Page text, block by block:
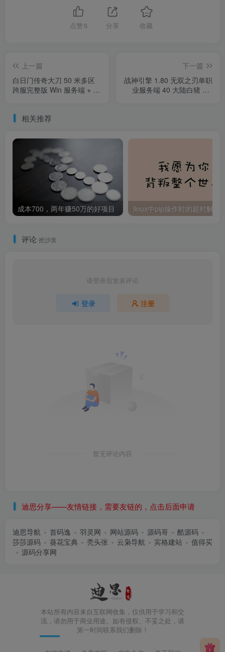
点赞 6 分享 收藏
上一篇
白日门传奇大刀 50 米多区
跨服完整版 Win 服务端 + 管
下一篇
战神引擎 1.80 无双之刃单职
业服务端 40 大陆白猪 3.1
相关推荐
成本700，两年赚50万的好项目
评论 抢沙发
请登录后发表评论
登录 注册
暂无评论内容
迪思分享——友情链接，需要友链的，点击后面申请
迪思导航 首码逸 羽灵网 网站源码 源码哥
酷源码
莎莎源码
葵花宝典 秃头张 云枭导航 宾格建站
值得买
源码分享网
本站所有内容来自互联网收集，仅供用于学习和交
流，请勿用于商业用途。如有侵权、不妥之处，请
第一时间联系我们删除！